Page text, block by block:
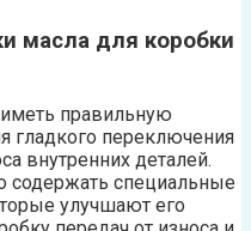
масла для коробки
правильную
гладкого переключения
внутренних деталей.
специальные
улучшают его